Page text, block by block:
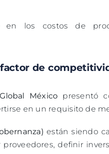
en los costos de
de
México presentó
en un requisito de
están siendo
definir